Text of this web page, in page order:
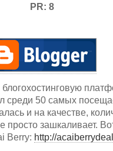
PR: 8
среди 50 самых
и на качестве,
просто зашкаливает.
Berry: http://